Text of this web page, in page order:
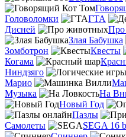
Головоломки
ГТА
Дисней
Злая Бабушка
Зомботрон
Квесты
Когама
Ниндзяго
Марио
Музыка
На
Новый Год
Пазлы
Самолеты
SEGA 16